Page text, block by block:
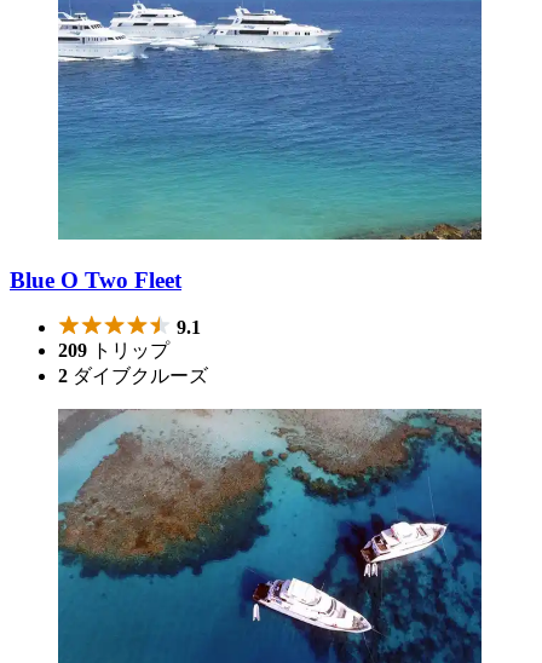
Blue O Two Fleet
9.1
209 トリップ
2 ダイブクルーズ